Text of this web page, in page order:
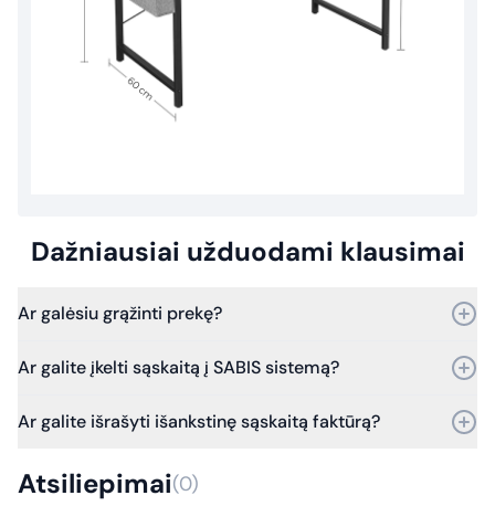
Dažniausiai užduodami klausimai
Ar galėsiu grąžinti prekę?
Bet jei praeis daugiau laiko – vis tiek kreipkitės, ir mes
Ar galite įkelti sąskaitą į SABIS sistemą?
Nuo 2025 m. sausio 1 d. visi viešosios įstaigos pirkimų
sistemą. Šis reikalavimas taikomas visiems pirkimams, siekiant
užtikrinti skaidrumą ir tinkamą atitiktį teisės aktų nuostatoms.
Ar galite išrašyti išankstinę sąskaitą faktūrą?
Atsiliepimai(0)